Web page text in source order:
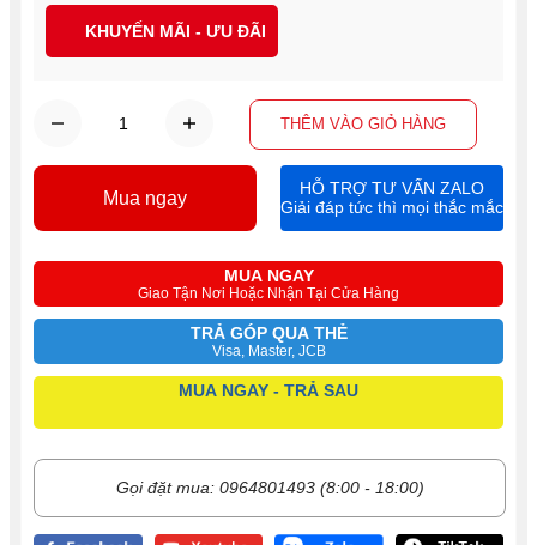
THÊM VÀO GIỎ HÀNG
MUA NGAY
Giao Tận Nơi Hoặc Nhận Tại Cửa Hàng
TRẢ GÓP QUA THẺ
Visa, Master, JCB
MUA NGAY - TRẢ SAU
Gọi đặt mua: 0964801493 (8:00 - 18:00)
Mua ngay
HỖ TRỢ TƯ VẤN ZALO
Giải đáp tức thì mọi thắc mắc
KHUYẾN MÃI - ƯU ĐÃI